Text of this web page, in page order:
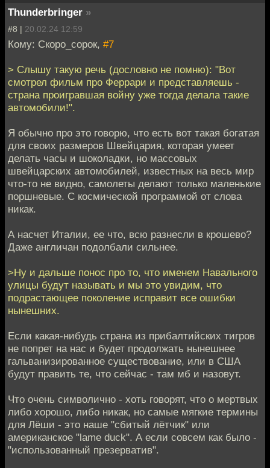
Thunderbringer »
#8 | 20.02.24 12:59
Кому: Скоро_сорок, #7
> Слышу такую речь (дословно не помню): "Вот
смотрел фильм про Феррари и представляешь -
страна проигравшая войну уже тогда делала такие
автомобили!".
Я обычно про это говорю, что есть вот такая богатая
для своих размеров Швейцария, которая умеет
делать часы и шоколадки, но массовых
швейцарских автомобилей, известных на весь мир
что-то не видно, самолеты делают только маленькие
поршневые. С космической программой от слова
никак.
А насчет Италии, ее что, всю разнесли в крошево?
Даже англичан подолбали сильнее.
>Ну и дальше понос про то, что именем Навального
улицы будут называть и мы это увидим, что
подрастающее поколение исправит все ошибки
нынешних.
Если какая-нибудь страна из прибалтийских тигров
не попрет на нас и будет продолжать нынешнее
гальванизированное существование, или в США
будут править те, что сейчас - там мб и назовут.
Что очень символично - хоть говорят, что о мертвых
либо хорошо, либо никак, но самые мягкие термины
для Лёши - это наше "сбитый лётчик" или
американское "lame duck". А если совсем как было -
"использованный презерватив".